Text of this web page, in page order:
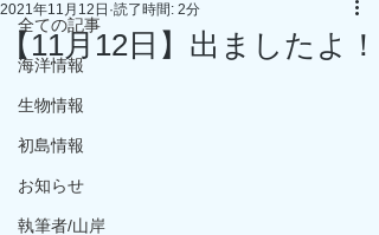
全ての記事
海洋情報
生物情報
初島情報
お知らせ
執筆者/山岸
【11月12日】出ましたよ！
2021年11月12日 読了時間: 2分